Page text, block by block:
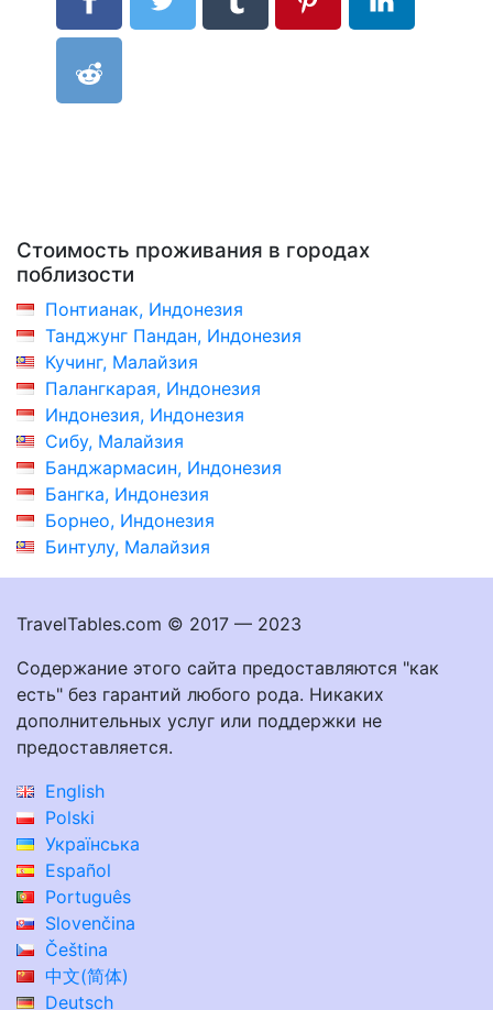
Стоимость проживания в городах
поблизости
Понтианак, Индонезия
Танджунг Пандан, Индонезия
Кучинг, Малайзия
Палангкарая, Индонезия
Индонезия, Индонезия
Сибу, Малайзия
Банджармасин, Индонезия
Бангка, Индонезия
Борнео, Индонезия
Бинтулу, Малайзия
TravelTables.com © 2017 — 2023
Содержание этого сайта предоставляются "как
есть" без гарантий любого рода. Никаких
дополнительных услуг или поддержки не
предоставляется.
English
Polski
Українська
Español
Português
Slovenčina
Čeština
中文(简体)
Deutsch